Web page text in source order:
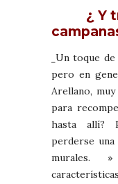
¿ Y
Un toque de
pero en
Arellano,
para
hasta allí?
perderse
murales.